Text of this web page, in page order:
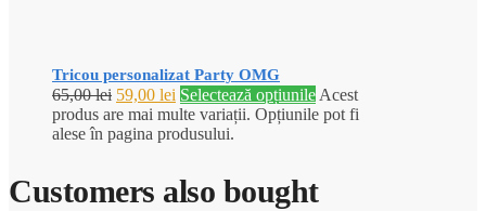
Tricou personalizat Party OMG
65,00lei 59,00 lei Selectează opțiunile Acest
produs are mai multe variații. Opțiunile pot fi
alese în pagina produsului.
Customers also bought